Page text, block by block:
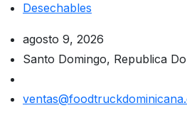
Desechables
agosto 9, 2026
Santo Domingo, Republica